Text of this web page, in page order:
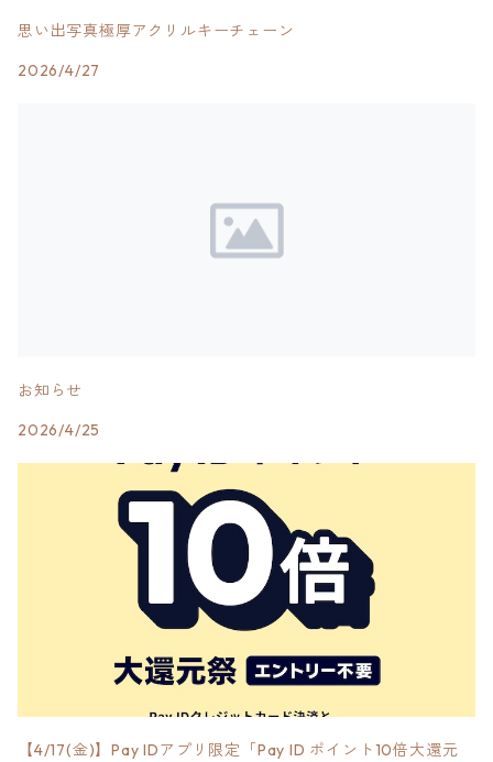
思い出写真極厚アクリルキーチェーン
2026/4/27
お知らせ
2026/4/25
【4/17(金)】Pay IDアプリ限定「Pay ID ポイント10倍大還元